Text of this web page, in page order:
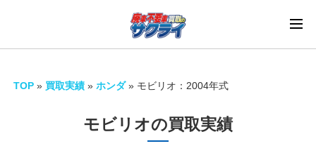
TOP » 買取実績 » ホンダ » モビリオ：2004年式
モビリオの買取実績